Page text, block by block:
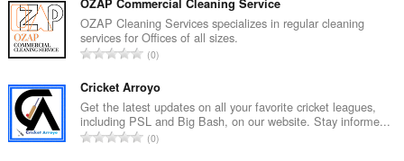
l
k
o
v
p
o
č
e
OZAP Commercial Cleaning Service
OZAP Cleaning Services specializes in regular cleaning
services for Offices of all sizes.
C
l
k
o
v
0
Cricket Arroyo
Get the latest updates on all your favorite cricket leagues,
including PSL and Big Bash, on our website. Stay informe...
C0